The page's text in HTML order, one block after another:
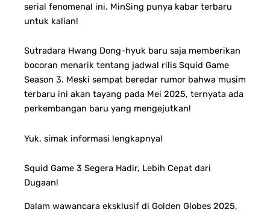
serial fenomenal ini. MinSing punya kabar terbaru
untuk kalian!
Sutradara Hwang Dong-hyuk baru saja memberikan
bocoran menarik tentang jadwal rilis Squid Game
Season 3. Meski sempat beredar rumor bahwa musim
terbaru ini akan tayang pada Mei 2025, ternyata ada
perkembangan baru yang mengejutkan!
Yuk, simak informasi lengkapnya!
Squid Game 3 Segera Hadir, Lebih Cepat dari
Dugaan!
Dalam wawancara eksklusif di Golden Globes 2025,